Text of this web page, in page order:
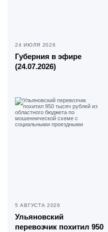
24 ИЮЛЯ 2026
Губерния в эфире
(24.07.2026)
5 АВГУСТА 2026
Ульяновский
перевозчик похитил 950